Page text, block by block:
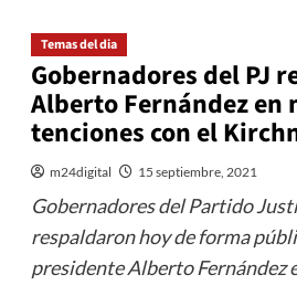
Temas del dia
Gobernadores del PJ
Alberto Fernández en
tenciones con el
m24digital 15 septiembre, 2021
Gobernadores del Partido
respaldaron hoy de forma
presidente Alberto Fernández